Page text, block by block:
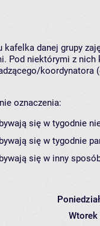
kafelka danej grupy
Pod niektórymi z nich
koordynatora
oznaczenia:
się w tygodnie
się w tygodnie
się w inny
Wtorek